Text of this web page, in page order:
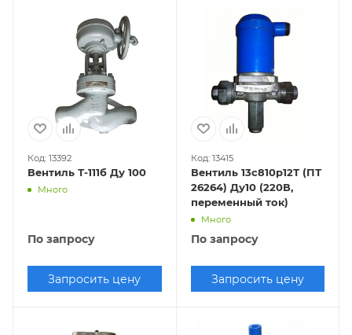
Код: 13392
Вентиль Т-111б Ду 100
Много
По запросу
Запросить цену
Код: 13415
Вентиль 13с810р12Т (ПТ
26264) Ду10 (220В,
переменный ток)
Много
По запросу
Запросить цену